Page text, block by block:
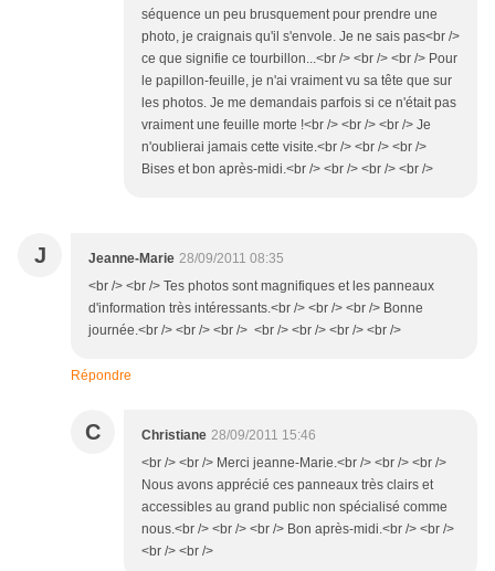
séquence un peu brusquement pour prendre une
photo, je craignais qu'il s'envole. Je ne sais pas<br />
ce que signifie ce tourbillon...<br /> <br /> <br /> Pour
le papillon-feuille, je n'ai vraiment vu sa tête que sur
les photos. Je me demandais parfois si ce n'était pas
vraiment une feuille morte !<br /> <br /> <br /> Je
n'oublierai jamais cette visite.<br /> <br /> <br />
Bises et bon après-midi.<br /> <br /> <br /> <br />
J Jeanne-Marie 28/09/2011 08:35
<br /> <br /> Tes photos sont magnifiques et les panneaux
d'information très intéressants.<br /> <br /> <br /> Bonne
journée.<br /> <br /> <br /> <br /> <br /> <br /> <br />
Répondre
C Christiane 28/09/2011 15:46
<br /> <br /> Merci jeanne-Marie.<br /> <br /> <br />
Nous avons apprécié ces panneaux très clairs et
accessibles au grand public non spécialisé comme
nous.<br /> <br /> <br /> Bon après-midi.<br /> <br />
<br /> <br />